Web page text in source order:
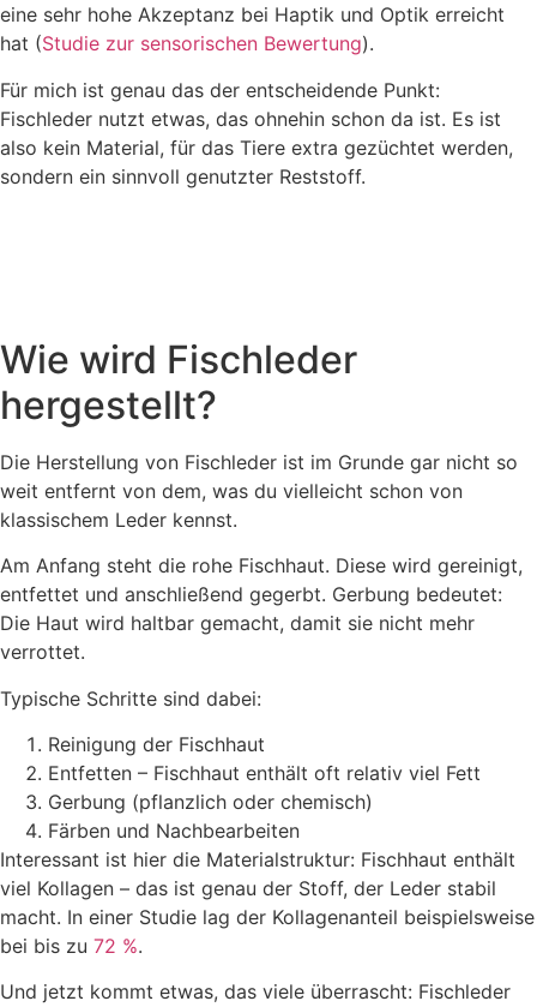
eine sehr hohe Akzeptanz bei Haptik und Optik erreicht
hat (Studie zur sensorischen Bewertung).
Für mich ist genau das der entscheidende Punkt:
Fischleder nutzt etwas, das ohnehin schon da ist. Es ist
also kein Material, für das Tiere extra gezüchtet werden,
sondern ein sinnvoll genutzter Reststoff.
Wie wird Fischleder
hergestellt?
Die Herstellung von Fischleder ist im Grunde gar nicht so
weit entfernt von dem, was du vielleicht schon von
klassischem Leder kennst.
Am Anfang steht die rohe Fischhaut. Diese wird gereinigt,
entfettet und anschließend gegerbt. Gerbung bedeutet:
Die Haut wird haltbar gemacht, damit sie nicht mehr
verrottet.
Typische Schritte sind dabei:
Reinigung der Fischhaut
Entfetten – Fischhaut enthält oft relativ viel Fett
Gerbung (pflanzlich oder chemisch)
Färben und Nachbearbeiten
Interessant ist hier die Materialstruktur: Fischhaut enthält
viel Kollagen – das ist genau der Stoff, der Leder stabil
macht. In einer Studie lag der Kollagenanteil beispielsweise
bei bis zu 72 %.
Und jetzt kommt etwas, das viele überrascht: Fischleder